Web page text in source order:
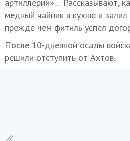
артиллерии»… Рассказывают,
медный чайник в кухню и
прежде чем фитиль успел
После 10-дневной осады
решили отступить от Ахтов.